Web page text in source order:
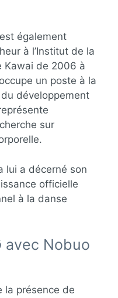
également
à l’Institut de la
Kawai de 2006 à
un poste à la
développement
sur
lui a décerné son
officielle
à la danse
avec Nobuo
la présence de